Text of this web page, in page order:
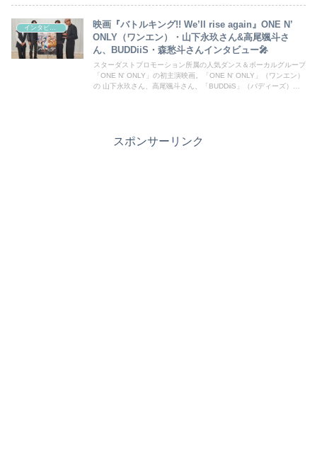
映画『バトルキング!! We’ll rise again』ONE N’
ONLY（ワンエン）・山下永玖さん&高尾颯斗さ
ん、BUDDiiS・森愁斗さんインタビュー🎤
スターダストプロモーション所属の人気ダンス＆ボーカルグループ
「ONE N' ONLY」の初主演映画。「ONE N' ONLY」（ワンエン）
の 山下永玖さん、高尾颯斗さん、「BUDDiiS」（バディーズ）森
スポンサーリンク